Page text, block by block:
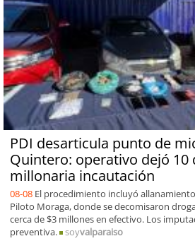
PDI desarticula punto de
Quintero: operativo dejó 10
millonaria incautación
08-08 El procedimiento incluyó
Piloto Moraga, donde se decomisaron
cerca de $3 millones en efectivo. Los
preventiva.
soyvalparaiso